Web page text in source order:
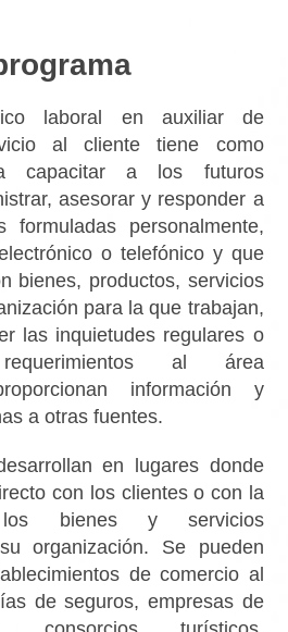
laboral en auxiliar de
al cliente tiene como
capacitar a los futuros
asesorar y responder a
formuladas personalmente,
o telefónico y que
bienes, productos, servicios
para la que trabajan,
las inquietudes regulares o
al área
información y
a otras fuentes.
en lugares donde
con los clientes o con la
bienes y servicios
organización. Se pueden
de comercio al
de seguros, empresas de